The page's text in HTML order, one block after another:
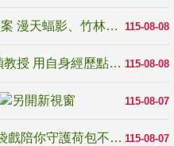
115-08-08
青年壯遊點精選夏夜限定避暑提案 漫天蝠影、竹林尋蛙、茶香夜觀 邀青年暮色出發
115-08-08
教育家人物典範 發明大王林永禎教授 用自身經歷點亮學生的路
115-08-07
115-08-07
反詐騙宣導_防詐有道，霹靂布袋戲陪你守護荷包不受騙